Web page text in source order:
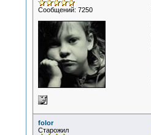
Сообщений: 7250
folor
Старожил